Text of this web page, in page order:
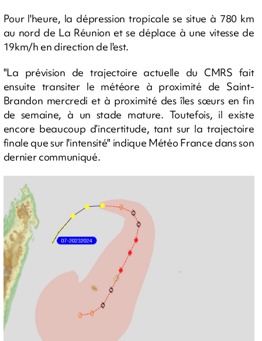
Pour l'heure, la dépression tropicale se situe à 780 km
au nord de La Réunion et se déplace à une vitesse de
19km/h en direction de l'est.
"La prévision de trajectoire actuelle du CMRS fait
ensuite transiter le météore à proximité de Saint-
Brandon mercredi et à proximité des îles sœurs en fin
de semaine, à un stade mature. Toutefois, il existe
encore beaucoup d’incertitude, tant sur la trajectoire
finale que sur l'intensité" indique Météo France dans son
dernier communiqué.